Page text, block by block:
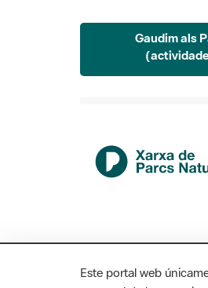
Gaudim als
Este portal web